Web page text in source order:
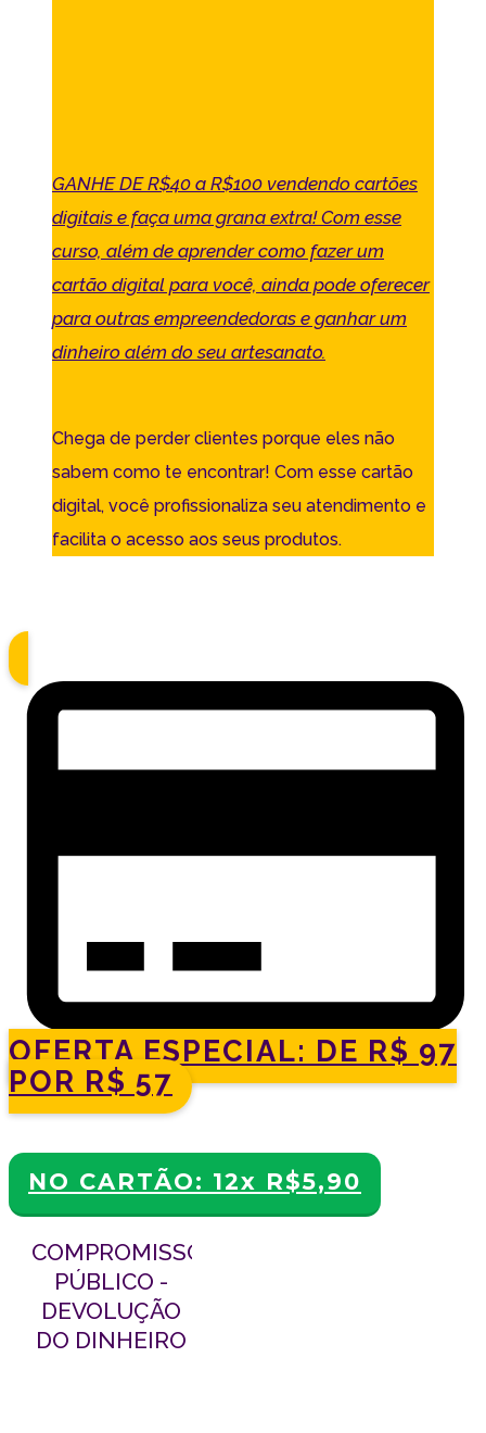
GANHE DE R$40 a R$100 vendendo cartões
digitais e faça uma grana extra! Com esse
curso, além de aprender como fazer um
cartão digital para você, ainda pode oferecer
para outras empreendedoras e ganhar um
dinheiro além do seu artesanato.
Chega de perder clientes porque eles não
sabem como te encontrar! Com esse cartão
digital, você profissionaliza seu atendimento e
facilita o acesso aos seus produtos.
OFERTA ESPECIAL: DE R$ 97
POR R$ 57
NO CARTÃO: 12x R$5,90
COMPROMISSO
PÚBLICO -
DEVOLUÇÃO
DO DINHEIRO